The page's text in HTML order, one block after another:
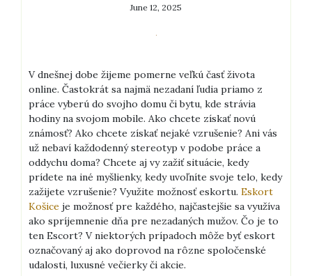
June 12, 2025
V dnešnej dobe žijeme pomerne veľkú časť života
online. Častokrát sa najmä nezadaní ľudia priamo z
práce vyberú do svojho domu či bytu, kde strávia
hodiny na svojom mobile. Ako chcete získať novú
známosť? Ako chcete získať nejaké vzrušenie? Ani vás
už nebaví každodenný stereotyp v podobe práce a
oddychu doma? Chcete aj vy zažiť situácie, kedy
prídete na iné myšlienky, kedy uvoľníte svoje telo, kedy
zažijete vzrušenie? Využite možnosť eskortu. Eskort
Košice je možnosť pre každého, najčastejšie sa využíva
ako spríjemnenie dňa pre nezadaných mužov. Čo je to
ten Escort? V niektorých prípadoch môže byť eskort
označovaný aj ako doprovod na rôzne spoločenské
udalosti, luxusné večierky či akcie.